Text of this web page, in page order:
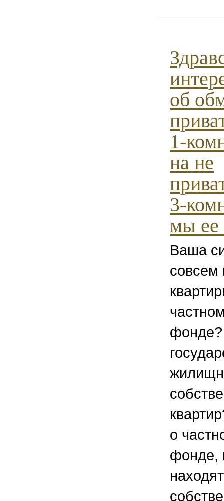
об
1-
на не
3-
мы ее
Ваша
совсем
о
фонде,